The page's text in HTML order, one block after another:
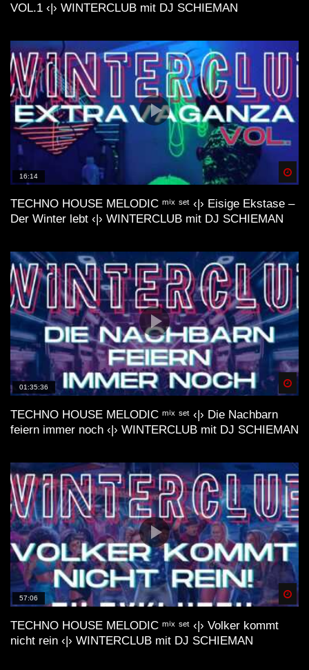
VOL.1 ‹|› WINTERCLUB mit DJ SCHIEMAN
16:14
TECHNO HOUSE MELODIC ᵐⁱˣ ˢᵉᵗ ‹|› Eisige Ekstase –
Der Winter lebt ‹|› WINTERCLUB mit DJ SCHIEMAN
01:35:36
TECHNO HOUSE MELODIC ᵐⁱˣ ˢᵉᵗ ‹|› Die Nachbarn
feiern immer noch ‹|› WINTERCLUB mit DJ SCHIEMAN
57:06
TECHNO HOUSE MELODIC ᵐⁱˣ ˢᵉᵗ ‹|› Volker kommt
nicht rein ‹|› WINTERCLUB mit DJ SCHIEMAN